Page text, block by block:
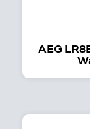
AEG